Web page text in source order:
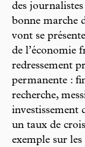
des
bonne marche
vont se
de l’économie
redressement
permanente :
recherche,
investissement
un taux de
exemple sur